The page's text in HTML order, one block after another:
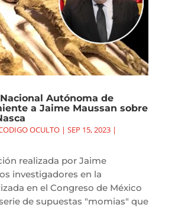
Autónoma de
a Jaime Maussan sobre
OCULTO| SEP 15, 2023|
realizada por Jaime
investigadores en la
en el Congreso de México
de supuestas "momias" que